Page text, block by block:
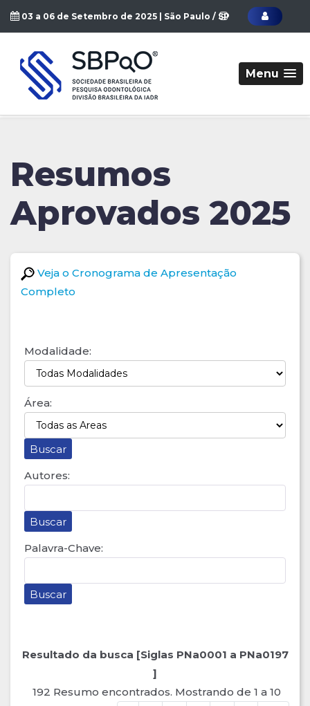
03 a 06 de Setembro de 2025 | São Paulo / SP
Menu
Resumos
Aprovados 2025
Veja o Cronograma de Apresentação
Completo
Modalidade:
Área:
Autores:
Palavra-Chave:
Resultado da busca [Siglas PNa0001 a PNa0197
]
192 Resumo encontrados. Mostrando de 1 a 10